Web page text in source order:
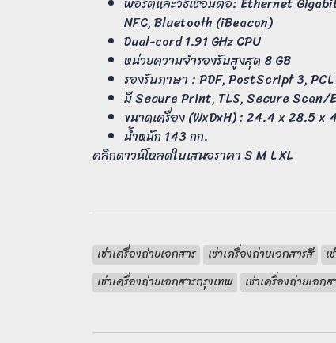
NFC, Bluetooth (iBeacon)
Dual-cord 1.91 GHz CPU
หน่วยความจำรองรับสูงสุด 8 GB
รองรับภาษา : PDF, PostScript 3, PCL
มี Secure Print, TLS, Secure
ขนาดเครื่อง (WxDxH) : 24.4 x 28.5 x
น้ำหนัก 143 กก.
คลิกดาวน์โหลดใบเสนอราคาSMLXL
เช่าเครื่องถ่ายเอกสาร เช่าเครื่องถ่ายเอกสารสี เ
เช่าเครื่องถ่ายเอกสารกรุงเทพ
เช่าเครื่องถ่ายเอ